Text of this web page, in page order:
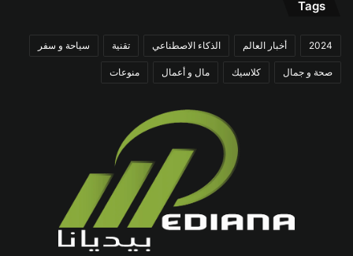
Tags
2024 أخبار العالم الذكاء الاصطناعي تقنية سياحة و سفر
صحة و جمال كلاسيك مال و أعمال منوعات